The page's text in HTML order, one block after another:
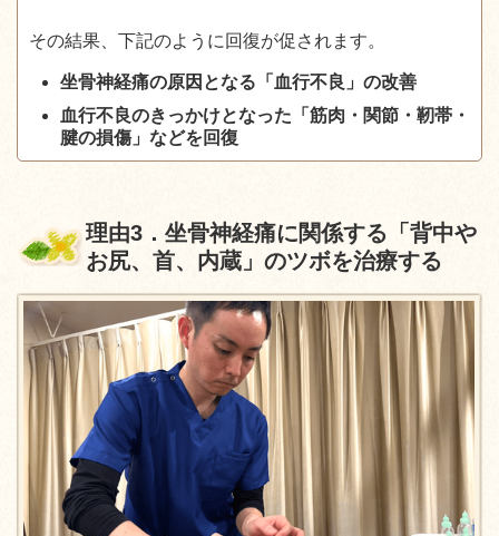
その結果、下記のように回復が促されます。
坐骨神経痛の原因となる「血行不良」の改善
血行不良のきっかけとなった「筋肉・関節・靭帯・
腱の損傷」などを回復
理由3 ．坐骨神経痛に関係する「背中や
お尻、首、内蔵」のツボを治療する